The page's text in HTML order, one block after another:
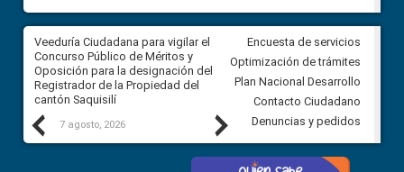
Previous
Veeduría Ciudadana para vigilar el
Concurso Público de Méritos y
Oposición para la designación del
Registrador de la Propiedad del
cantón Saquisilí
7 agosto, 2026
Veeduría Ciudadana para
construcción del asfaltado de
Ballenita del cantón Santa
7 agosto, 2026
Next
Encuesta de servicios
Optimización de trámites
Plan Nacional Desarrollo
Contacto Ciudadano
Denuncias y pedidos